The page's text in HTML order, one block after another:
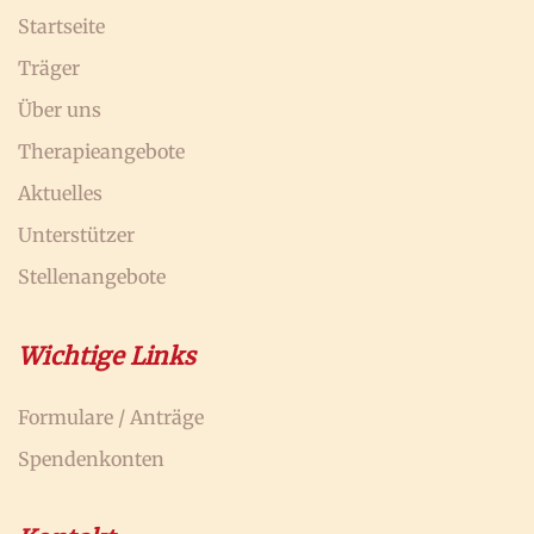
Startseite
Träger
Über uns
Therapieangebote
Aktuelles
Unterstützer
Stellenangebote
Wichtige Links
Formulare / Anträge
Spendenkonten